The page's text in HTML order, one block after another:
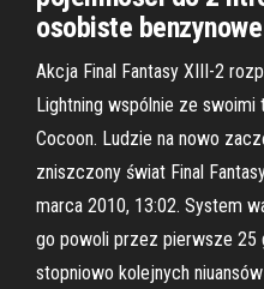
osobiste benzynowe
Akcja Final Fantasy XIII-2
Lightning wspólnie ze swoimi
Cocoon. Ludzie na nowo
zniszczony świat Final
marca 2010, 13:02. System
go powoli przez pierwsze 25
stopniowo kolejnych